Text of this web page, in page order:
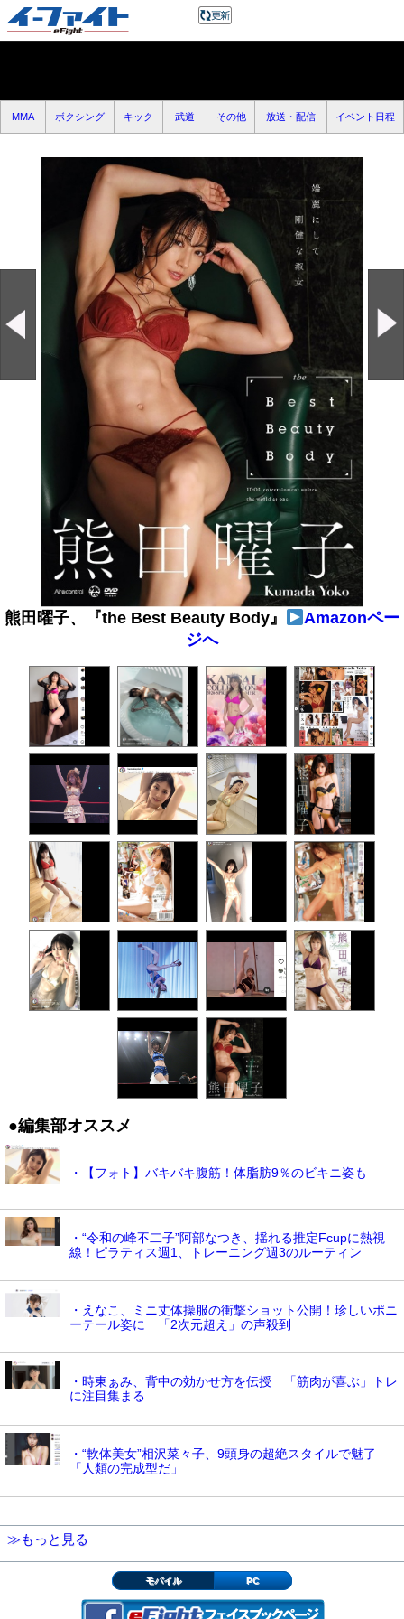
MMA ボクシング キック 武道 その他 放送・配信 イベント日程
熊田曜子、『the Best Beauty Body』
Amazonペー
ジへ
●編集部オススメ
・【フォト】バキバキ腹筋！体脂肪9％のビキニ姿も
・“令和の峰不二子”阿部なつき、揺れる推定Fcupに熱視
線！ピラティス週1、トレーニング週3のルーティン
・えなこ、ミニ丈体操服の衝撃ショット公開！珍しいポニ
ーテール姿に 「2次元超え」の声殺到
・時東ぁみ、背中の効かせ方を伝授 「筋肉が喜ぶ」トレ
に注目集まる
・“軟体美女”相沢菜々子、9頭身の超絶スタイルで魅了
「人類の完成型だ」
≫もっと見る
モバイル PC